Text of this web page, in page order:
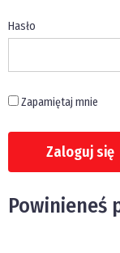
Hasło
Zapamiętaj mnie
Powinieneś